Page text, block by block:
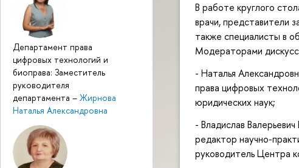
Департамент права
цифровых технологий и
биоправа: Заместитель
руководителя
департамента – Жирнова
Наталья Александровна
В работе круглого
врачи, представители
также специалисты в
Модераторами
- Наталья
права цифровых
юридических наук;
- Владислав
редактор научно-
руководитель Центра